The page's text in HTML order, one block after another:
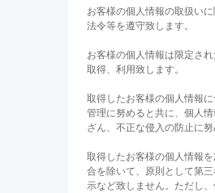
お客様の個人情報の取扱い
法令等を遵守致します。
お客様の個人情報は限定さ
取得、利用致します。
取得したお客様の個人情報
管理に努めると共に、個人
ざん、不正な侵入の防止に努
取得したお客様の個人情報
合を除いて、原則として第
示など致しません。ただし